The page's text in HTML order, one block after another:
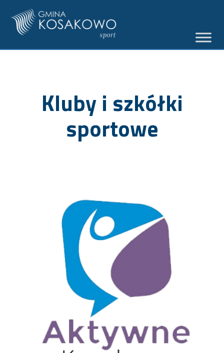
Kluby i szkółki
sportowe